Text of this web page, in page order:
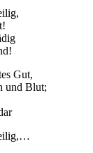
Gut,
und Blut;